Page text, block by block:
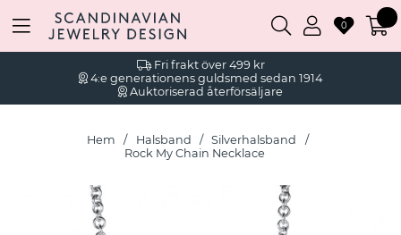
Fri frakt över 499 kr
4:e generationens guldsmed sedan 1914
Auktoriserad återförsäljare
0
Hem Halsband
Silverhalsband
Rock My Chain Necklace